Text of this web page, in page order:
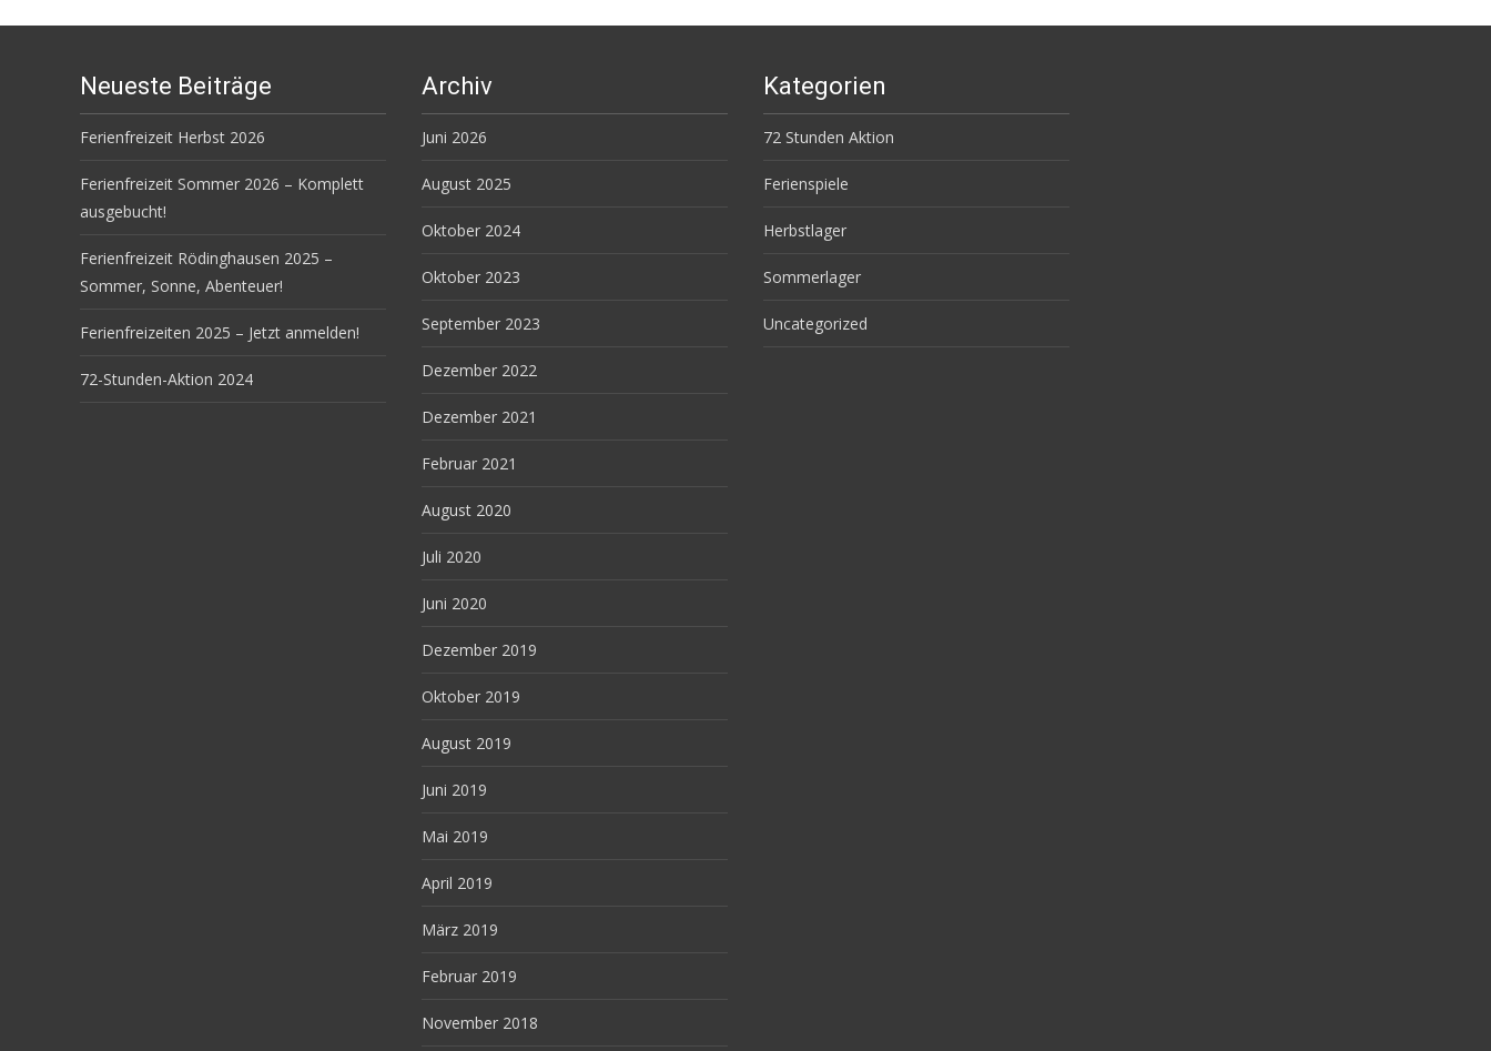
Neueste Beiträge
Ferienfreizeit Herbst 2026
Ferienfreizeit Sommer 2026 – Komplett
ausgebucht!
Ferienfreizeit Rödinghausen 2025 –
Sommer, Sonne, Abenteuer!
Ferienfreizeiten 2025 – Jetzt anmelden!
72-Stunden-Aktion 2024
Archiv
Juni 2026
August 2025
Oktober 2024
Oktober 2023
September 2023
Dezember 2022
Dezember 2021
Februar 2021
August 2020
Juli 2020
Juni 2020
Dezember 2019
Oktober 2019
August 2019
Juni 2019
Mai 2019
April 2019
März 2019
Februar 2019
November 2018
Kategorien
72 Stunden Aktion
Ferienspiele
Herbstlager
Sommerlager
Uncategorized